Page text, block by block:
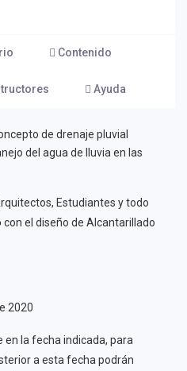
Contenido
Ayuda
de drenaje pluvial
del agua de lluvia en las
Estudiantes y todo
el diseño de Alcantarillado
2020
en la fecha indicada, para
a esta fecha podrán